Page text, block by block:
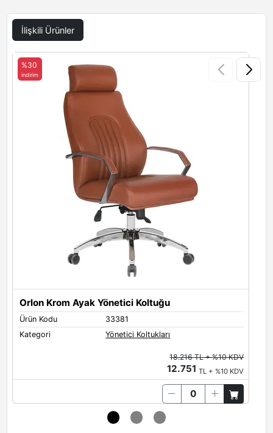
Martin 15
İlişkili Ürünler
Orlon Krom Ayak Yönetici Koltuğu
Ürün Kodu
33381
Kategori
Yönetici Koltukları
%30
indirim
18.216 TL + %10 KDV
12.751TL + %10 KDV